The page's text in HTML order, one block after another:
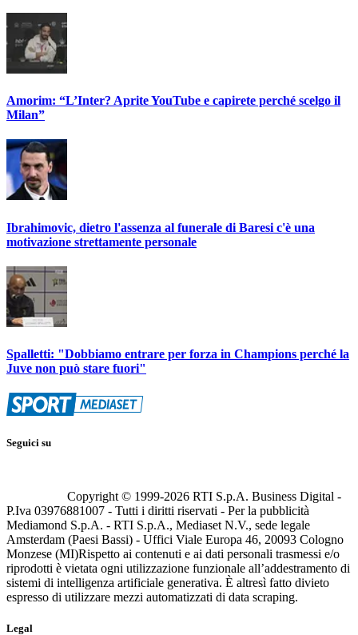
Amorim: “L’Inter? Aprite YouTube e capirete perché scelgo il
Milan”
Ibrahimovic, dietro l'assenza al funerale di Baresi c'è una
motivazione strettamente personale
Spalletti: "Dobbiamo entrare per forza in Champions perché la
Juve non può stare fuori"
Seguici su
Copyright © 1999-2026 RTI S.p.A. Business Digital -
P.Iva 03976881007 - Tutti i diritti riservati - Per la pubblicità
Mediamond S.p.A. - RTI S.p.A., Mediaset N.V., sede legale
Amsterdam (Paesi Bassi) - Uffici Viale Europa 46, 20093 Cologno
Monzese (MI)Rispetto ai contenuti e ai dati personali trasmessi e/o
riprodotti è vietata ogni utilizzazione funzionale all’addestramento di
sistemi di intelligenza artificiale generativa. È altresì fatto divieto
espresso di utilizzare mezzi automatizzati di data scraping.
Legal